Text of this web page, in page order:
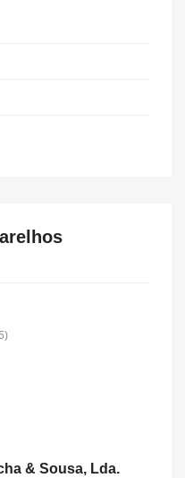
& Sousa, Lda.